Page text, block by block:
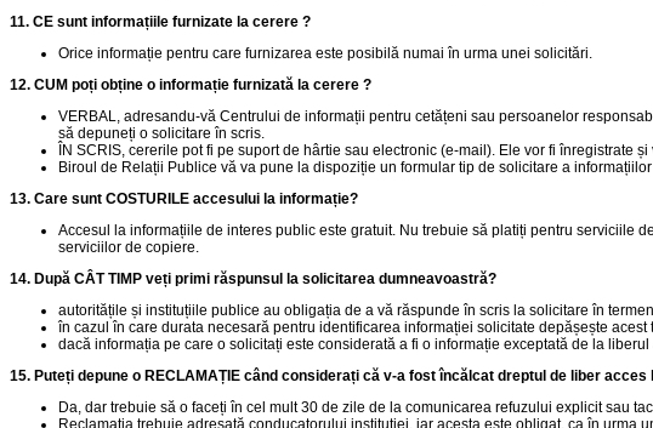
11. CE sunt informațiile furnizate la cerere ?
Orice informație pentru care furnizarea este posibilă numai în urma unei solicitări.
12. CUM poți obține o informație furnizată la cerere ?
VERBAL, adresandu-vă Centrului de informații pentru cetățeni sau persoanelor
să depuneți o solicitare în scris.
ÎN SCRIS, cererile pot fi pe suport de hârtie sau electronic (e-mail). Ele vor fi înregistrate
Biroul de Relații Publice vă va pune la dispoziție un formular tip de solicitare a
13. Care sunt COSTURILE accesului la informație?
Accesul la informațiile de interes public este gratuit. Nu trebuie să platiți pentru serviciile
serviciilor de copiere.
14. După CÂT TIMP veți primi răspunsul la solicitarea dumneavoastră?
autoritățile și instituțiile publice au obligația de a vă răspunde în scris la solicitare în
în cazul în care durata necesară pentru identificarea informației solicitate depășește
dacă informația pe care o solicitați este considerată a fi o informație exceptată de la
15. Puteți depune o RECLAMAȚIE când considerați că v-a fost încălcat dreptul de liber acces
Da, dar trebuie să o faceți în cel mult 30 de zile de la comunicarea refuzului explicit sau
Reclamația trebuie adresată conducatorului instituției, iar acesta este obligat, ca în urma